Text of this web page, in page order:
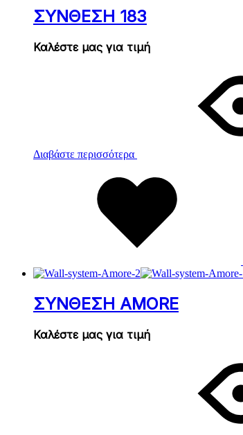
ΣΥΝΘΕΣΗ 183
Καλέστε μας για τιμή
Διαβάστε περισσότερα
ΣΥΝΘΕΣΗ AMORE
Καλέστε μας για τιμή